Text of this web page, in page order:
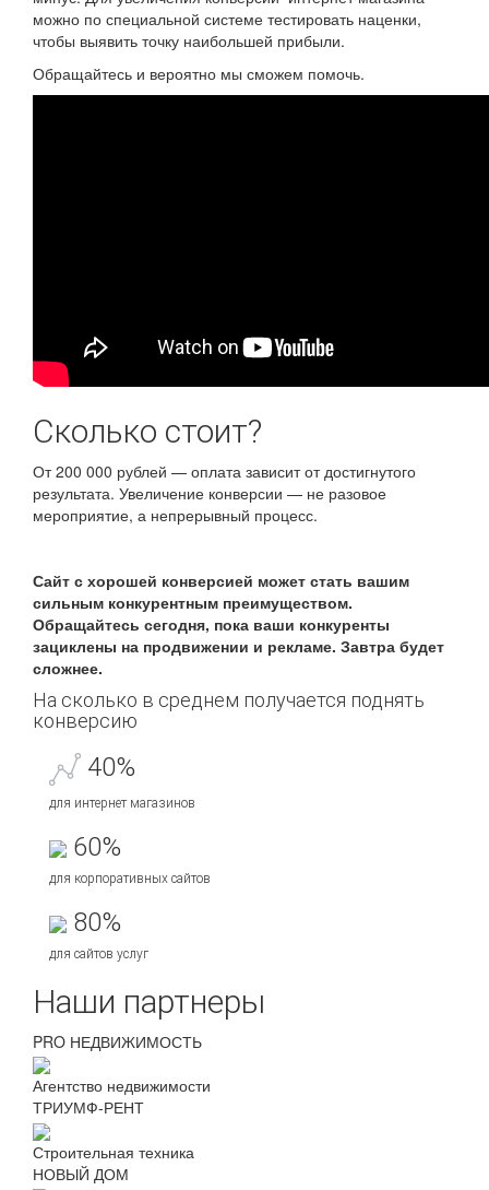
можно по специальной системе тестировать наценки,
чтобы выявить точку наибольшей прибыли.
Обращайтесь и вероятно мы сможем помочь.
Сколько стоит?
От 200 000 рублей — оплата зависит от достигнутого
результата. Увеличение конверсии — не разовое
мероприятие, а непрерывный процесс.
Сайт с хорошей конверсией может стать вашим
сильным конкурентным преимуществом.
Обращайтесь сегодня, пока ваши конкуренты
зациклены на продвижении и рекламе. Завтра будет
сложнее.
На сколько в среднем получается поднять
конверсию
40%
для интернет магазинов
60%
для корпоративных сайтов
80%
для сайтов услуг
Наши партнеры
PRO НЕДВИЖИМОСТЬ
Агентство недвижимости
ТРИУМФ-РЕНТ
Строительная техника
НОВЫЙ ДОМ